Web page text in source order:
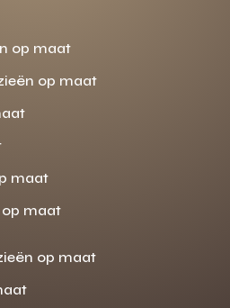
op maat
op maat
maat
maat
op maat